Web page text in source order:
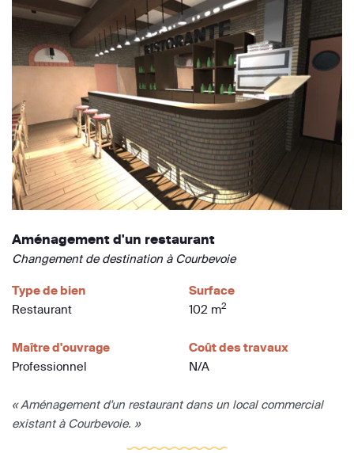
Aménagement d'un restaurant
Changement de destination à Courbevoie
Type de bien
Restaurant
Surface
102 m2
Maître d'ouvrage
Professionnel
Coût des travaux
N/A
« Aménagement d'un restaurant dans un local commercial
existant à Courbevoie. »